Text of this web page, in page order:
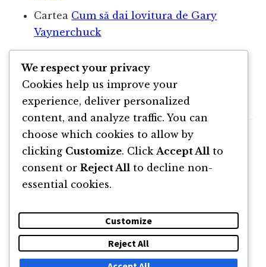
Cartea Cum să dai lovitura de Gary
Vaynerchuck
Cartea
Măsoară ce contează de John
Doerr
DESPRE NEWSLETTER CĂUTARE CONTACT
We respect your privacy
Cookies help us improve your
experience, deliver personalized
content, and analyze traffic. You can
choose which cookies to allow by
clicking Customize. Click Accept All to
consent or Reject All to decline non-
essential cookies.
Customize
Reject All